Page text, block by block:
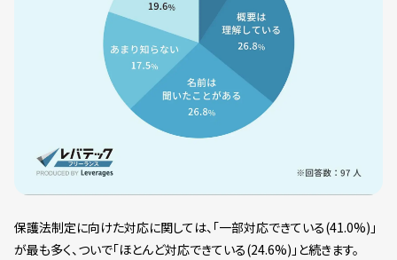
保護法制定に向けた対応に関しては、「一部対応できている(41.0%)」
が最も多く、ついで「ほとんど対応できている(24.6%)」と続きます。